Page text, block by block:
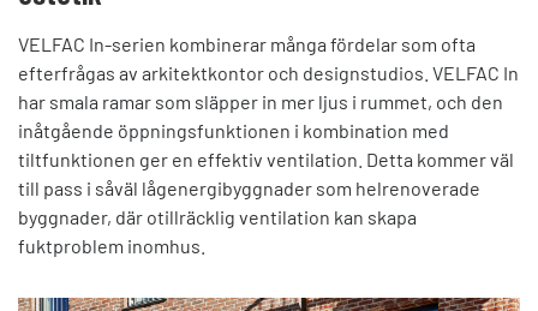
VELFAC In-serien kombinerar många fördelar som ofta
efterfrågas av arkitektkontor och designstudios. VELFAC In
har smala ramar som släpper in mer ljus i rummet, och den
inåtgående öppningsfunktionen i kombination med
tiltfunktionen ger en effektiv ventilation. Detta kommer väl
till pass i såväl lågenergibyggnader som helrenoverade
byggnader, där otillräcklig ventilation kan skapa
fuktproblem inomhus.